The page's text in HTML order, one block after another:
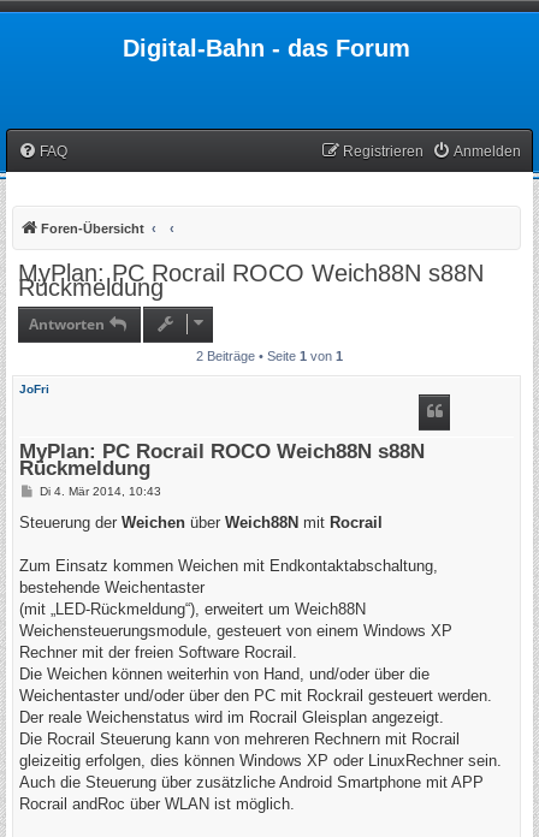
Digital-Bahn - das Forum
FAQ Anmelden
Registrieren
Foren-Übersicht
MyPlan: PC Rocrail ROCO Weich88N s88N
Rückmeldung
Antworten
2 Beiträge • Seite 1 von 1
JoFri
MyPlan: PC Rocrail ROCO Weich88N s88N
Rückmeldung
B
i
a
Di 4. Mär 2014, 10:43
Steuerung der Weichen über Weich88N mit Rocrail
Zum Einsatz kommen Weichen mit Endkontaktabschaltung,
bestehende Weichentaster
(mit „LED-Rückmeldung“), erweitert um Weich88N
Weichensteuerungsmodule, gesteuert von einem Windows XP
Rechner mit der freien Software Rocrail.
Die Weichen können weiterhin von Hand, und/oder über die
Weichentaster und/oder über den PC mit Rockrail gesteuert werden.
Der reale Weichenstatus wird im Rocrail Gleisplan angezeigt.
Die Rocrail Steuerung kann von mehreren Rechnern mit Rocrail
gleizeitig erfolgen, dies können Windows XP oder LinuxRechner sein.
Auch die Steuerung über zusätzliche Android Smartphone mit APP
Rocrail andRoc über WLAN ist möglich.